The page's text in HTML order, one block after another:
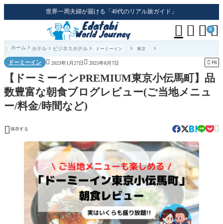
世界一周夫婦が届ける「40代のリアル旅ガイド」
   0
 ホーム ホテル ビジネスホテル ドーミーイン 東京
ドーミーイン  2023年1月27日  2025年8月7日  PR
【ドーミーインPREMIUM東京小伝馬町】品
数豊富な朝食ブログレビュー(ご当地メニュ
ー/料金/時間など)
 保存する 